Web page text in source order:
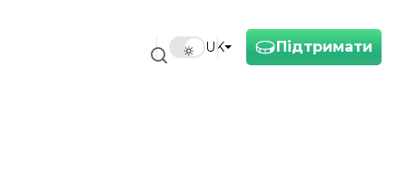
Підтримати
UK